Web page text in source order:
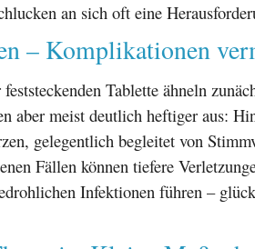
an sich oft eine
– Komplikationen
Tablette ähneln
aber meist deutlich heftiger aus:
gelegentlich begleitet von
Fällen können tiefere
Infektionen führen –